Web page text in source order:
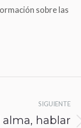
sobre las
SIGUIENTE
alma, hablar